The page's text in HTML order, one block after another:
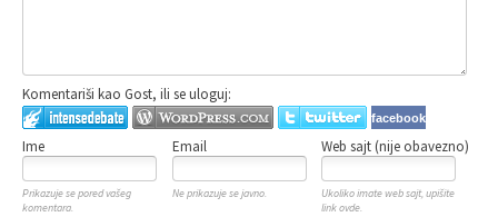
Komentariši kao Gost, ili se uloguj:
facebook
Ime Email Web sajt (nije obavezno)
Prikazuje se pored vašeg
komentara.
Ne prikazuje se javno.
Ukoliko imate web sajt, upišite
link ovde.